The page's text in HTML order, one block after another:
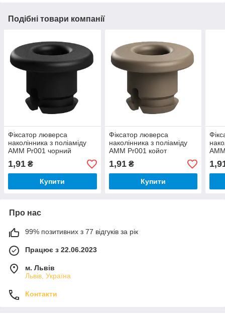
Подібні товари компанії
Фіксатор люверса
наколінника з поліаміду
AMM Pr001 чорний
(07.99.058.01.01)
1,91 ₴
Купити
Фіксатор люверса
наколінника з поліаміду
AMM Pr001 койот
(07.99.058.01.29)
1,91₴
Купити
Про нас
99% позитивних з 77 відгуків за рік
Працює з 22.06.2023
м. Львів
Львів, Україна
Контакти